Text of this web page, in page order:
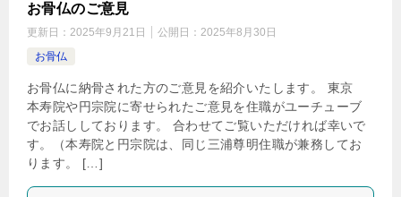
お骨仏のご意見
更新日： 2025年9月21日 公開日： 2025年8月30日
お骨仏
お骨仏に納骨された方のご意見を紹介いたします。 東京
本寿院や円宗院に寄せられたご意見を住職がユーチューブ
でお話ししております。 合わせてご覧いただければ幸いで
す。（本寿院と円宗院は、同じ三浦尊明住職が兼務してお
ります。 […]